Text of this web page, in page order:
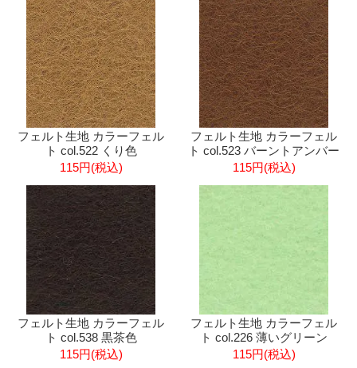
フェルト生地 カラーフェル
ト col.522 くり色
115円(税込)
フェルト生地 カラーフェル
ト col.523 バーントアンバー
115円(税込)
フェルト生地 カラーフェル
ト col.538 黒茶色
115円(税込)
フェルト生地 カラーフェル
ト col.226 薄いグリーン
115円(税込)